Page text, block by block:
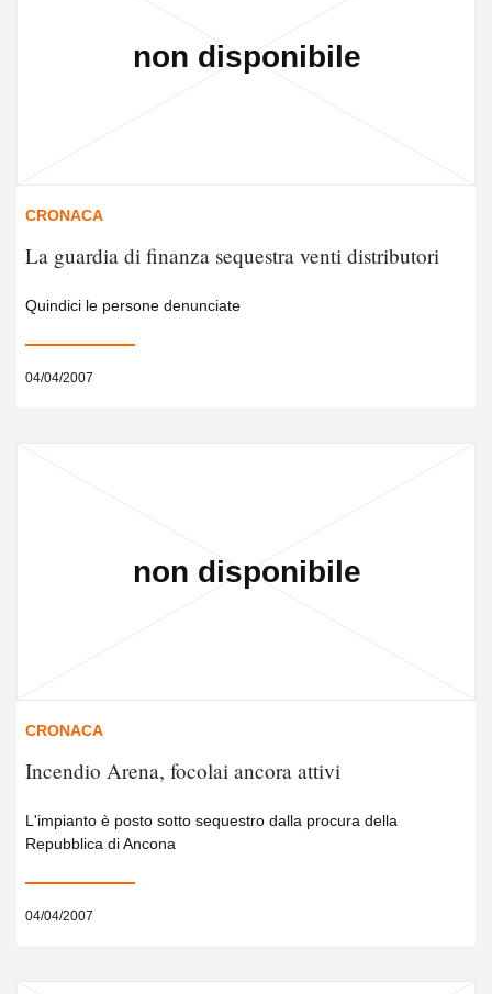
CRONACA
La guardia di finanza sequestra venti distributori
Quindici le persone denunciate
04/04/2007
CRONACA
Incendio Arena, focolai ancora attivi
L'impianto è posto sotto sequestro dalla procura della
Repubblica di Ancona
04/04/2007